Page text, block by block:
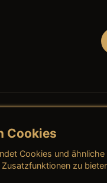
→ AGB
Cookies
Cookies und
zu